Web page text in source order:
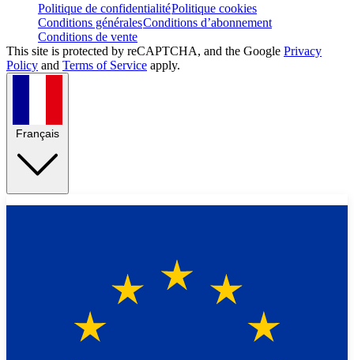
Politique de confidentialitéPolitique cookies
Conditions généralesConditions d’abonnement
Conditions de vente
This site is protected by reCAPTCHA, and the Google Privacy
Policy and Terms of Service apply.
Français